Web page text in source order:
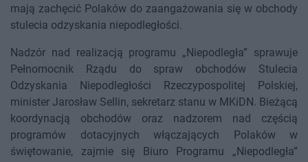
mają zachęcić Polaków do zaangażowania się w obchody
stulecia odzyskania niepodległości.
Nadzór nad realizacją programu „Niepodległa” sprawuje
Pełnomocnik Rządu do spraw obchodów Stulecia
Odzyskania Niepodległości Rzeczypospolitej Polskiej,
minister Jarosław Sellin, sekretarz stanu w MKiDN. Bieżącą
koordynacją obchodów oraz nadzorem nad częścią
programów dotacyjnych włączających Polaków w
świętowanie, zajmie się Biuro Programu „Niepodległa”